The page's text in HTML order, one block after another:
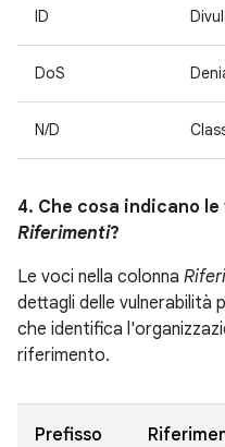
ID
DoS
N/D
4. Che cosa indicano
Riferimenti?
Le voci nella colonna
dettagli delle vulnerabilità
che identifica
riferimento.
Prefisso